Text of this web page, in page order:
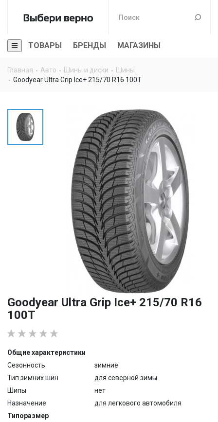
ТОВАРЫ БРЕНДЫ МАГАЗИНЫ
Главная Авто Шины и диски
Шины
Goodyear Ultra Grip Ice+ 215/70 R16 100T
Goodyear Ultra Grip Ice+ 215/70 R16
100T
Общие характеристики
Сезонность
зимние
Тип зимних шин
для северной зимы
Шипы
нет
Назначение
для легкового автомобиля
Типоразмер